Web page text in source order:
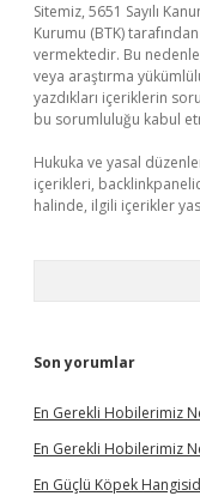
Sitemiz, 5651 Sayılı
Kurumu (BTK)
vermektedir. Bu
veya araştırma
yazdıkları içeriklerin
bu sorumluluğu kabul
Hukuka ve yasal
içerikleri,
halinde, ilgili içerikler
Son yorumlar
En Gerekli Hobilerimiz
En Gerekli Hobilerimiz
En Güçlü Köpek